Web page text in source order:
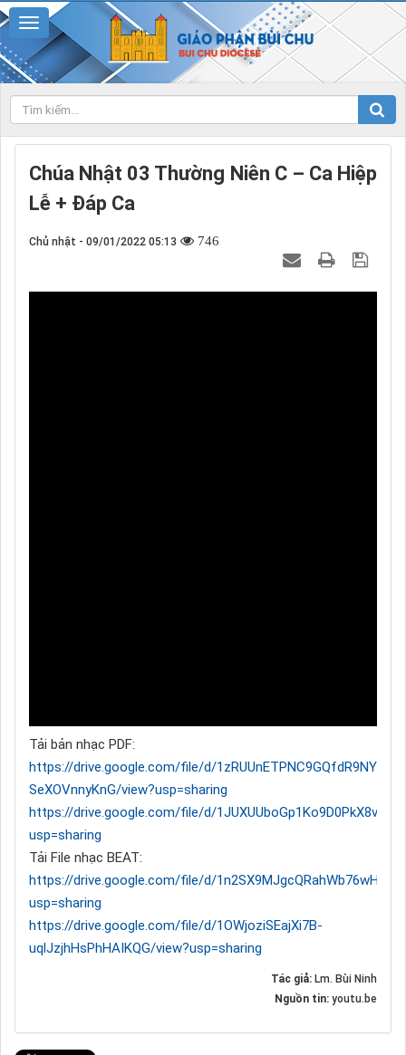
Chúa Nhật 03 Thường Niên C – Ca Hiệp
Lễ + Đáp Ca
Chủ nhật - 09/01/2022 05:13 746
Tải bản nhạc PDF:
https://drive.google.com/file/d/1zRUUnETPNC9GQfdR9NYC-
SeXOVnnyKnG/view?usp=sharing
https://drive.google.com/file/d/
usp=sharing
Tải File nhạc BEAT:
https://drive.google.com/file/d/
usp=sharing
https://drive.google.com/file/d/1OWjoziSEajXi7B-
uqlJzjhHsPhHAIKQG/view?usp=sharing
Tác giả: Lm. Bùi Ninh
Nguồn tin: youtu.be